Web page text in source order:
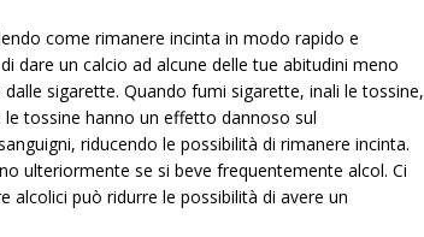
come rimanere incinta in modo rapido e
dare un calcio ad alcune delle tue abitudini meno
sigarette. Quando fumi sigarette, inali le tossine,
tossine hanno un effetto dannoso sul
riducendo le possibilità di rimanere incinta.
ulteriormente se si beve frequentemente alcol. Ci
può ridurre le possibilità di avere un